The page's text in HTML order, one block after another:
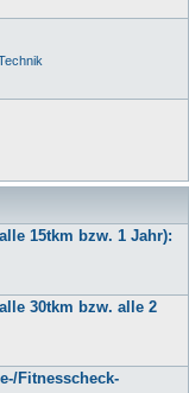
15tkm bzw. 1 Jahr):
30tkm bzw. alle 2
Fitnesscheck-